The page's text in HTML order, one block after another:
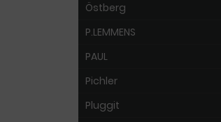
Östberg
P.LEMMENS
PAUL
Pichler
Pluggit